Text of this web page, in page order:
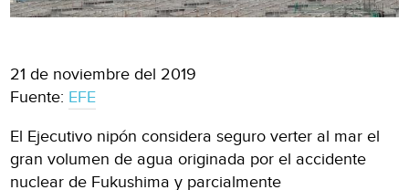
21 de noviembre del 2019
Fuente: EFE
El Ejecutivo nipón considera seguro verter al mar el
gran volumen de agua originada por el accidente
nuclear de Fukushima y parcialmente